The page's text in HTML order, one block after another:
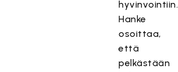
hyvinvointiin.
Hanke
osoittaa,
että
pelkästään